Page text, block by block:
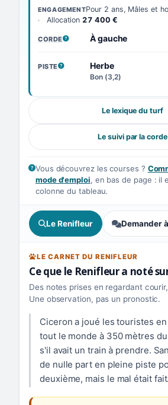
ENGAGEMENTPour 2 ans, Mâles et
Allocation 27 400 €
CORDE
, VOIR LA DÉFINITION
À gauche
PISTE
, VOIR LA DÉFINITION
Herbe
Bon (3,2)
Le lexique du turf
Le suivi par la corde
Vous découvrez les courses ?
mode d'emploi, en bas de page : il
colonne du tableau.
Le Renifleur Demander
LE CARNET DU RENIFLEUR
Ce que le Renifleur a noté
Des notes prises en regardant
Une observation, pas un pronostic.
Ciceron a joué les touristes
tout le monde à 350 mètres
s'il avait un train à prendre.
de nulle part en pleine piste
deuxième, mais le mal était fait.